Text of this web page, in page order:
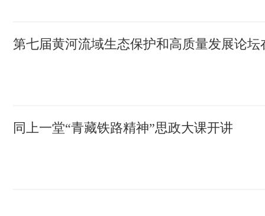
第七届黄河流域生态保护和高质量发展论坛
同上一堂“青藏铁路精神”思政大课开讲